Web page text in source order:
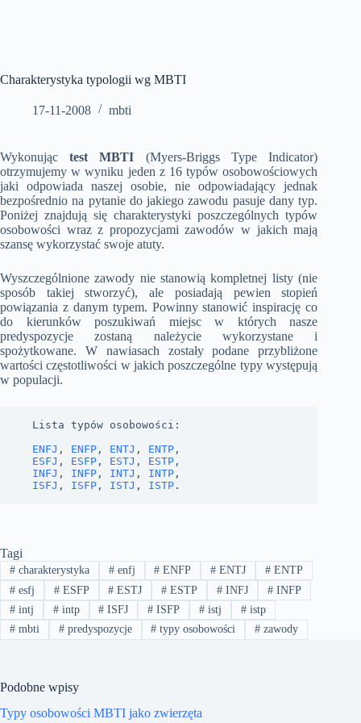
Charakterystyka typologii wg MBTI
17-11-2008 mbti
Wykonująctest MBTI (Myers-Briggs Type Indicator)
otrzymujemy w wyniku jeden z 16 typów osobowościowych
jaki odpowiada naszej osobie, nie odpowiadający jednak
bezpośrednio na pytanie do jakiego zawodu pasuje dany typ.
Poniżej znajdują się charakterystyki poszczególnych typów
osobowości wraz z propozycjami zawodów w jakich mają
szansę wykorzystać swoje atuty.
Wyszczególnione zawody nie stanowią kompletnej listy (nie
sposób takiej stworzyć), ale posiadają pewien stopień
powiązania z danym typem. Powinny stanowić inspirację co
do kierunków poszukiwań miejsc w których nasze
predyspozycje zostaną należycie wykorzystane i
spożytkowane. W nawiasach zostały podane przybliżone
wartości częstotliwości w jakich poszczególne typy występują
w populacji.
Lista typów osobowości:
ENFJ , ENFP , ENTJ , ENTP
ESFJ , ESFP , ESTJ , ESTP
INFJ , INFP , INTJ , INTP
ISFJ , ISFP , ISTJ , ISTP .
Tagi
#charakterystyka #enfj # ENFP # ENTJ # ENTP
#esfj #ESFP # ESTJ # ESTP # INFJ #INFP
#intj #intp # ISFJ # ISFP # istj #istp
#mbti #predyspozycje # typy osobowości # zawody
Podobne wpisy
Typy osobowości MBTI jako zwierzęta